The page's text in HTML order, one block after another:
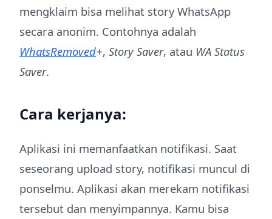
mengklaim bisa melihat story WhatsApp
secara anonim. Contohnya adalah
WhatsRemoved+, Story Saver, atau WA Status
Saver.
Cara kerjanya:
Aplikasi ini memanfaatkan notifikasi. Saat
seseorang upload story, notifikasi muncul di
ponselmu. Aplikasi akan merekam notifikasi
tersebut dan menyimpannya. Kamu bisa